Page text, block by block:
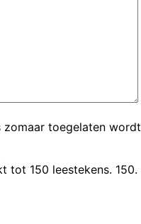
zomaar toegelaten
150 leestekens. 150.